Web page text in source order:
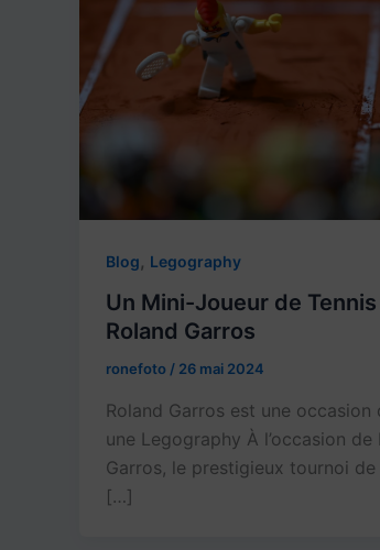
Blog Legography
Un Mini-Joueur de Tennis
Roland Garros
ronefoto / 26 mai 2024
Roland Garros est une occasion
une Legography À l’occasion de
Garros, le prestigieux tournoi de
[…]